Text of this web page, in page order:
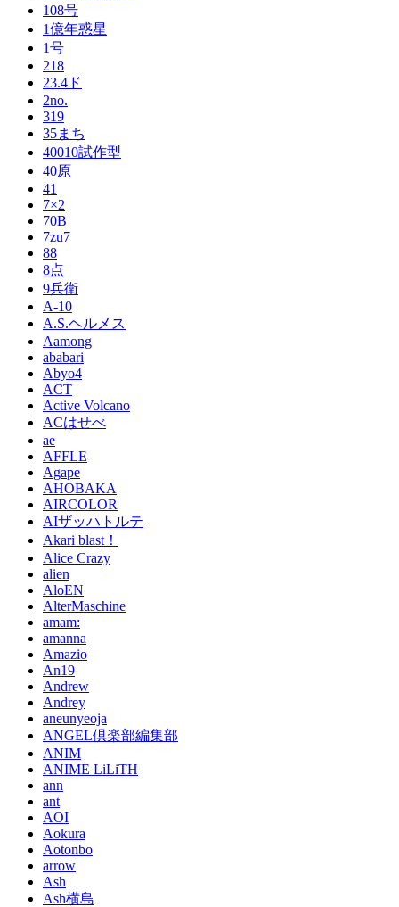
108号
1億年惑星
1号
218
23.4ド
2no.
319
35まち
40010試作型
40原
41
7×2
70B
7zu7
88
8点
9兵衛
A-10
A.S.ヘルメス
Aamong
ababari
Abyo4
ACT
Active Volcano
ACはせべ
ae
AFFLE
Agape
AHOBAKA
AIRCOLOR
AIザッハトルテ
Akari blast！
Alice Crazy
alien
AloEN
AlterMaschine
amam:
amanna
Amazio
An19
Andrew
Andrey
aneunyeoja
ANGEL倶楽部編集部
ANIM
ANIME LiLiTH
ann
ant
AOI
Aokura
Aotonbo
arrow
Ash
Ash横島